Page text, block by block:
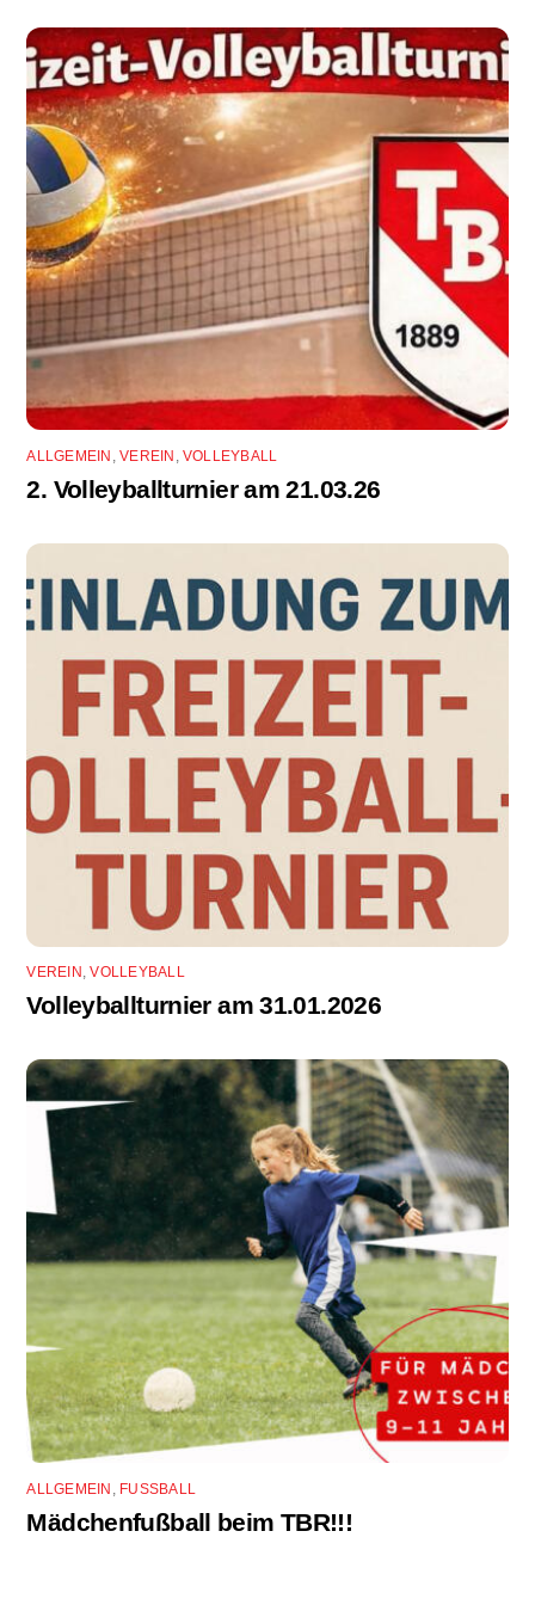
ALLGEMEIN ,VEREIN , VOLLEYBALL
2. Volleyballturnier am 21.03.26
VEREIN ,VOLLEYBALL
Volleyballturnier am 31.01.2026
ALLGEMEIN FUSSBALL
Mädchenfußball beim TBR!!!